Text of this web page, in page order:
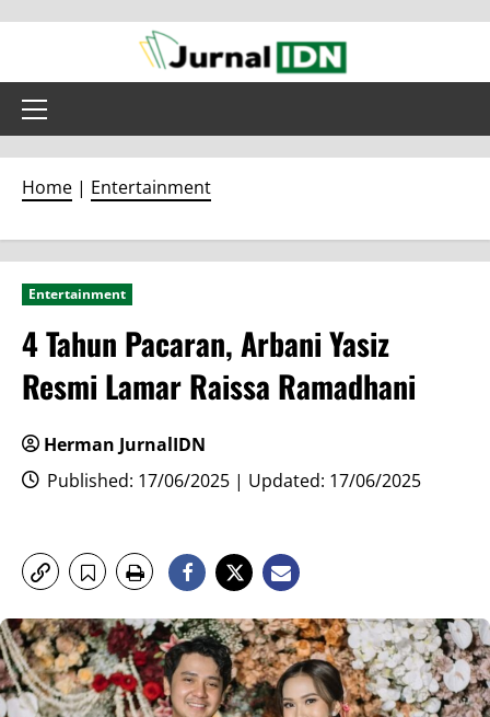
content
Primary
Home | Entertainment
Entertainment
4 Tahun Pacaran, Arbani Yasiz
Resmi Lamar Raissa Ramadhani
Herman JurnalIDN
Published: 17/06/2025 | Updated: 17/06/2025